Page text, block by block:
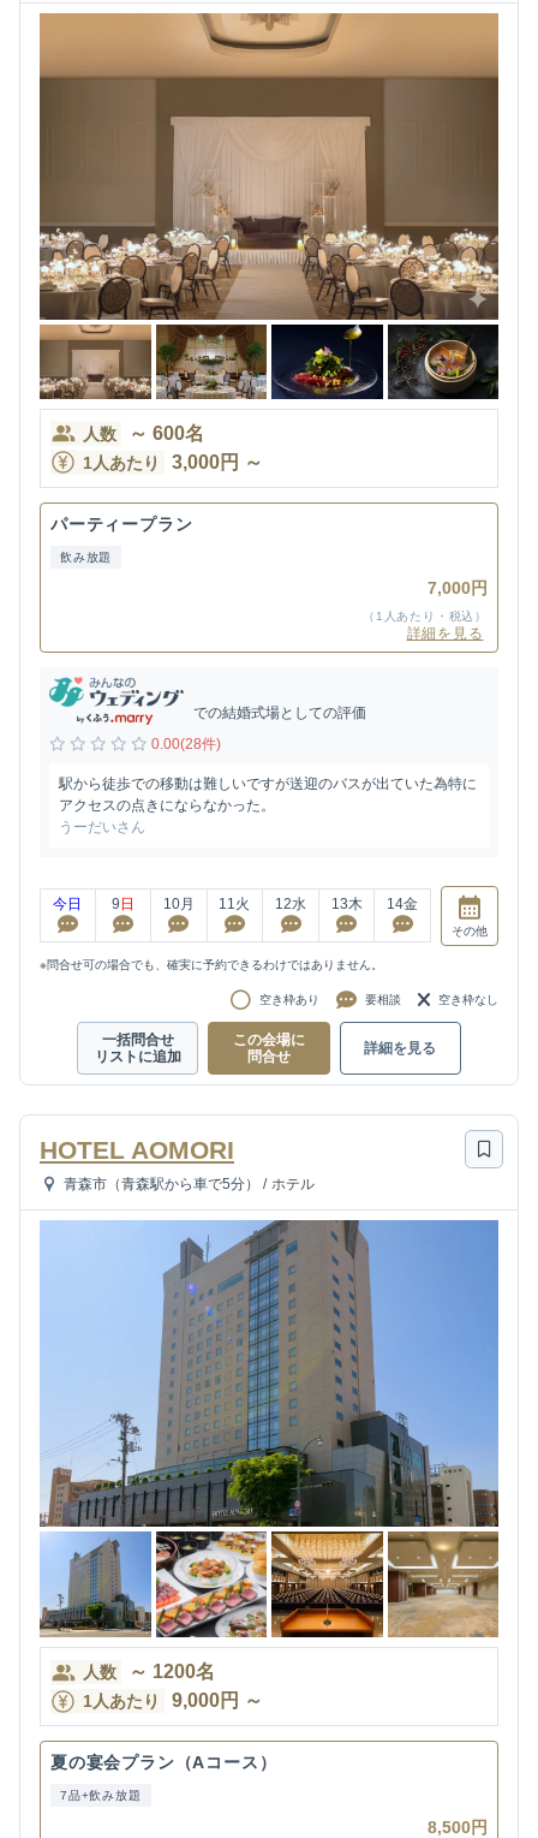
人数 ～ 600名
1人あたり 3,000円 ～
パーティープラン
飲み放題
7,000円
（1人あたり・税込）
詳細を見る
での結婚式場としての評価
0.00(28件)
駅から徒歩での移動は難しいですが送迎のバスが出ていた為特に
アクセスの点きにならなかった。
うーだいさん
今日 9 日 10月 11火 12水 13木 14金
その他
※問合せ可の場合でも、確実に予約できるわけではありません。
空き枠あり 要相談 空き枠なし
一括問合せ
リストに追加
この会場に
問合せ
詳細を見る
HOTEL AOMORI
青森市（青森駅から車で5分） / ホテル
人数 ～ 1200名
1人あたり 9,000円 ～
夏の宴会プラン（Aコース）
7品+飲み放題
8,500円